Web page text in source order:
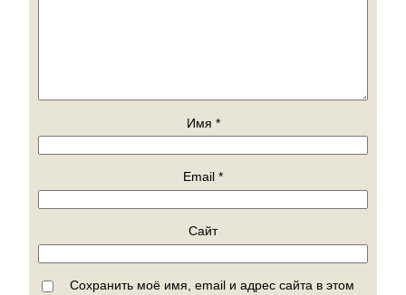
Имя *
Email *
Сайт
Сохранить моё имя, email и адрес сайта в этом